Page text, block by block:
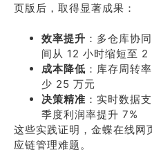
页版后，取得显著成果：
效率提升 ：多仓库协
间从 12 小时缩短至 2
成本降低 ：库存周转
少 25 万元
决策精准 ：实时数据
季度利润率提升 7%
这些实践证明，金蝶在线网
应链管理难题。